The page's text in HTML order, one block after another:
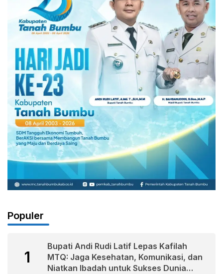
Populer
1
Bupati Andi Rudi Latif Lepas Kafilah
MTQ: Jaga Kesehatan, Komunikasi, dan
Niatkan Ibadah untuk Sukses Dunia